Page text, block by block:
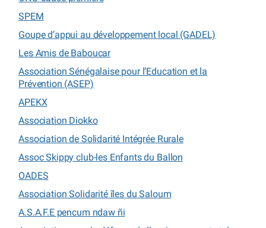
SPEM
Goupe d’appui au développement local (GADEL)
Les Amis de Baboucar
Association Sénégalaise pour l’Education et la
Prévention (ASEP)
APEKX
Association Diokko
Association de Solidarité Intégrée Rurale
Assoc Skippy club-les Enfants du Ballon
OADES
Association Solidarité îles du Saloum
A.S.A.F.E pencum ndaw ñi